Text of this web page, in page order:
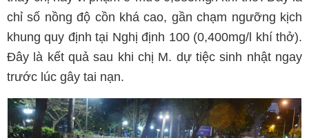
chỉ số nồng độ cồn khá cao, gần chạm ngưỡng kịch
khung quy định tại Nghị định 100 (0,400mg/l khí thở).
Đây là kết quả sau khi chị M. dự tiệc sinh nhật ngay
trước lúc gây tai nạn.